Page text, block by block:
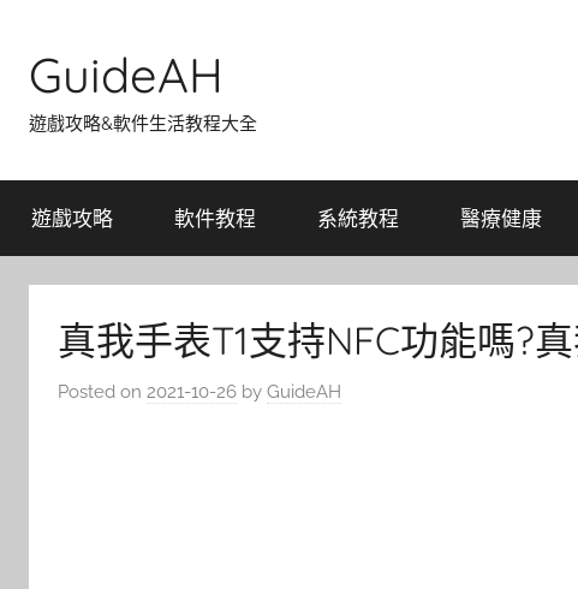
content
GuideAH
遊戲攻略&軟件生活教程大全
遊戲攻略 軟件教程 系統教程 醫療健康
真我手表T1支持NFC功能嗎?
Posted on 2021-10-26 by GuideAH